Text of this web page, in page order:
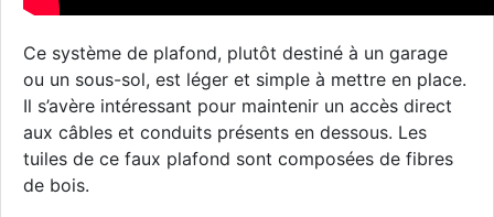
Ce système de plafond, plutôt destiné à un garage
ou un sous-sol, est léger et simple à mettre en place.
Il s’avère intéressant pour maintenir un accès direct
aux câbles et conduits présents en dessous. Les
tuiles de ce faux plafond sont composées de fibres
de bois.